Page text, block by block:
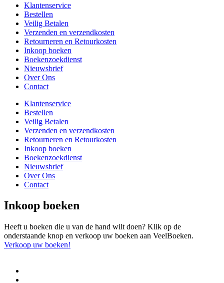
Klantenservice
Bestellen
Veilig Betalen
Verzenden en verzendkosten
Retourneren en Retourkosten
Inkoop boeken
Boekenzoekdienst
Nieuwsbrief
Over Ons
Contact
Klantenservice
Bestellen
Veilig Betalen
Verzenden en verzendkosten
Retourneren en Retourkosten
Inkoop boeken
Boekenzoekdienst
Nieuwsbrief
Over Ons
Contact
Inkoop boeken
Heeft u boeken die u van de hand wilt doen? Klik op de
onderstaande knop en verkoop uw boeken aan VeelBoeken.
Verkoop uw boeken!